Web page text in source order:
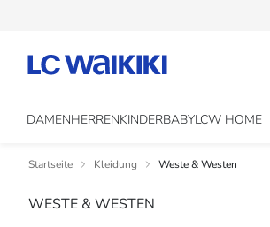
DAMENHERRENKINDERBABYLCW HOME
Startseite Kleidung Weste & Westen
WESTE & WESTEN